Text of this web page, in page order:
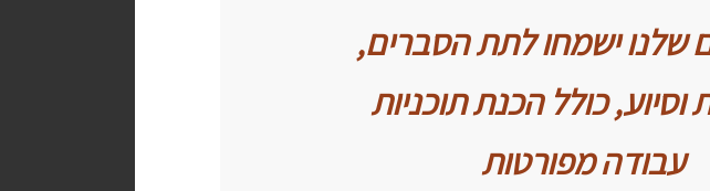
שלנו ישמחו לתת הסברים,
וסיוע, כולל הכנת תוכניות
עבודה מפורטות